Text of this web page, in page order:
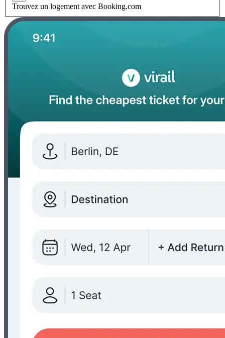
Trouvez un logement avec Booking.com